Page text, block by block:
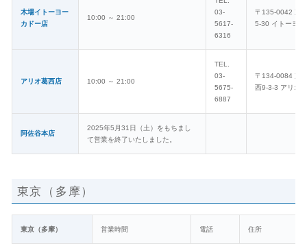
木場イトーヨー
カドー店
10:00 ～ 21:00
03-
5617-
6316
〒135-0042 東
5-30 イトーヨ
アリオ葛西店 10:00 ～ 21:00
TEL.
03-
5675-
6887
〒134-0084 東
西9-3-3 アリオ
阿佐谷本店
2025年5月31日（土）をもちまし
て営業を終了いたしました。
東京（多摩）
東京（多摩） 営業時間 電話 住所